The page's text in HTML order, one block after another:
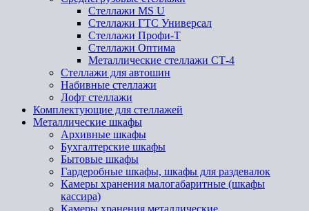
Стеллажи MS U
Стеллажи ГТС Универсал
Стеллажи Профи-Т
Стеллажи Оптима
Металлические стеллажи СТ-4
Стеллажи для автошин
Набивные стеллажи
Лофт стеллажи
Комплектующие для стеллажей
Металлические шкафы
Архивные шкафы
Бухгалтерские шкафы
Бытовые шкафы
Гардеробные шкафы, шкафы для раздевалок
Камеры хранения малогабаритные (шкафы
кассира)
Камеры хранения металлические